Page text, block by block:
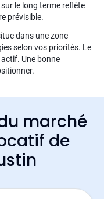
le long terme reflète
prévisible.
dans une zone
selon vos priorités. Le
Une bonne
marché
de